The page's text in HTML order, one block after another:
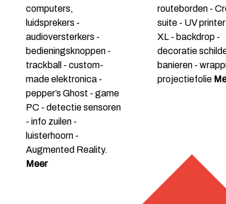
computers,
luidsprekers -
audioversterkers -
bedieningsknoppen -
trackball - custom-
made elektronica -
pepper’s Ghost - game
PC - detectie sensoren
- info zuilen -
luisterhoorn -
Augmented Reality.
Meer
routeborden -
suite - UV
XL - backdrop -
decoratie
banieren -
projectiefolie